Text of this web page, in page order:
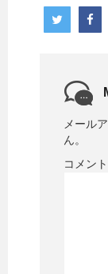
メール
ん。
コメント